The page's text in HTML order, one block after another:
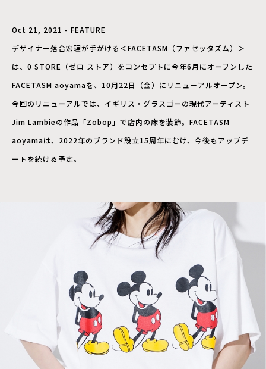
Oct 21, 2021 - FEATURE
デザイナー落合宏理が手がける＜FACETASM（ファセッタズム）＞
は、0 STORE（ゼロ ストア）をコンセプトに今年6月にオープンした
FACETASM aoyamaを、10月22日（金）にリニューアルオープン。
今回のリニューアルでは、イギリス・グラスゴーの現代アーティスト
Jim Lambieの作品「Zobop」で店内の床を装飾。FACETASM
aoyamaは、2022年のブランド設立15周年にむけ、今後もアップデ
ートを続ける予定。